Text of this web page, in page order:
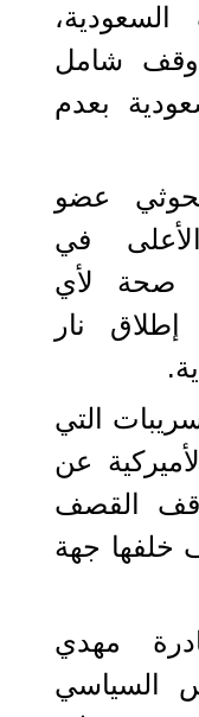
شامل
بعدم
عضو
في
صحة لأي
نار
التي
عن
القصف
خلفها جهة
مهدي
السياسي